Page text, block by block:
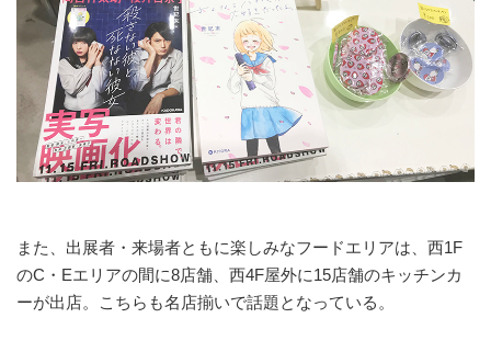
また、出展者・来場者ともに楽しみなフードエリアは、西1F
のC・Eエリアの間に8店舗、西4F屋外に15店舗のキッチンカ
ーが出店。こちらも名店揃いで話題となっている。